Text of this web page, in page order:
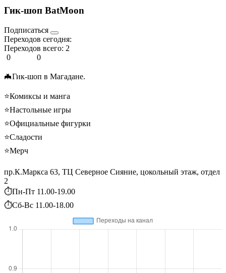
Гик-шоп BatMoon
Подписаться
Переходов сегодня:
Переходов всего: 2
0
0
🦇Гик-шоп в Магадане.
⭐Комиксы и манга
⁠⭐Настольные игры
⁠⭐Официальные фигурки
⁠⭐Сладости
⁠⭐Мерч
пр.К.Маркса 63, ТЦ Северное Сияние, цокольный этаж, отдел
2
⏱Пн-Пт 11.00-19.00
⏱Сб-Вс 11.00-18.00